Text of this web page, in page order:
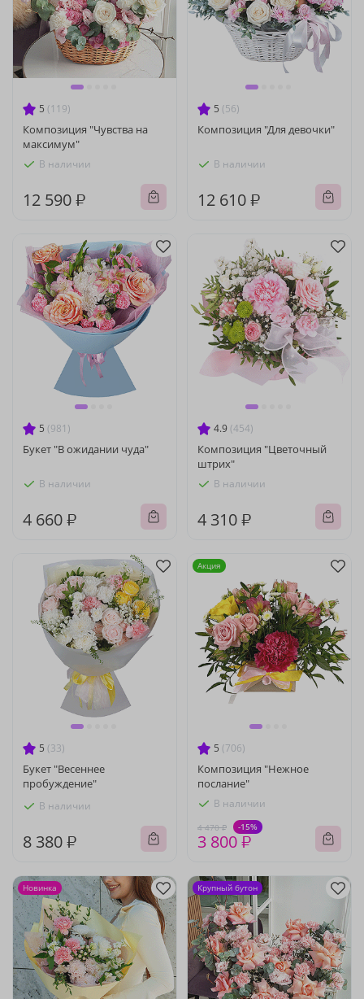
5 (119)
Композиция "Чувства на
максимум"
В наличии
12 590 ₽
5 (56)
Композиция "Для девочки"
В наличии
12 610 ₽
5 (981)
Букет "В ожидании чуда"
В наличии
4 660 ₽
4.9 (454)
Композиция "Цветочный
штрих"
В наличии
4 310 ₽
5 (33)
Букет "Весеннее
пробуждение"
В наличии
8 380 ₽
5 (706)
Композиция "Нежное
послание"
В наличии
4 470 ₽ -15%
3 800 ₽
Акция
Новинка Крупный бутон